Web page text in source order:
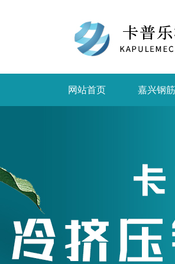
网站首页 嘉兴钢